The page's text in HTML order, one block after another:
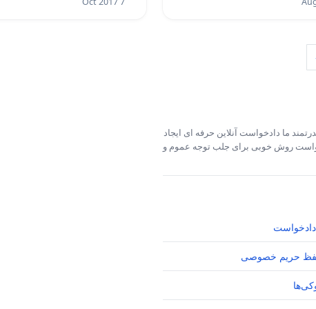
م -
م -
شعبه فارس، عضو هییت مدیره نظام پزشکی شیراز، ن پ
ما دادخواست آنلاین حرفه ای ایجاد
روش خوبی برای جلب توجه عموم و
حریم خصوصی